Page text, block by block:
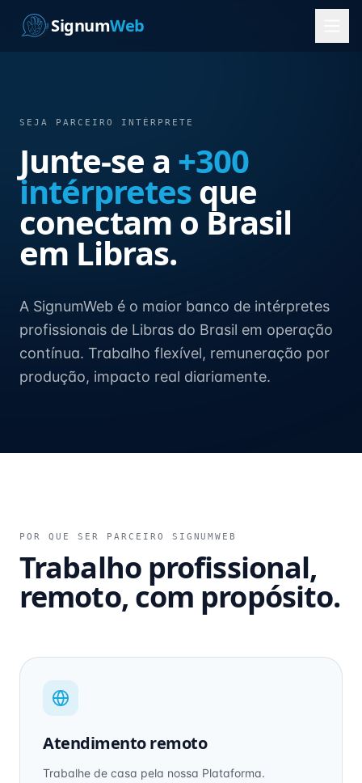
SignumWeb
SEJA PARCEIRO INTÉRPRETE
Junte-se a +300
intérpretesque
conectam o Brasil
em Libras.
A SignumWeb é o maior banco de intérpretes
profissionais de Libras do Brasil em operação
contínua. Trabalho flexível, remuneração por
produção, impacto real diariamente.
POR QUE SER PARCEIRO SIGNUMWEB
Trabalho profissional,
remoto, com propósito.
Atendimento remoto
Trabalhe de casa pela nossa Plataforma.